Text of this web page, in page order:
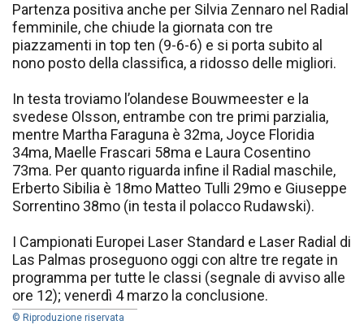
Partenza positiva anche per Silvia Zennaro nel Radial
femminile, che chiude la giornata con tre
piazzamenti in top ten (9-6-6) e si porta subito al
nono posto della classifica, a ridosso delle migliori.
In testa troviamo l’olandese Bouwmeester e la
svedese Olsson, entrambe con tre primi parzialia,
mentre Martha Faraguna è 32ma, Joyce Floridia
34ma, Maelle Frascari 58ma e Laura Cosentino
73ma. Per quanto riguarda infine il Radial maschile,
Erberto Sibilia è 18mo Matteo Tulli 29mo e Giuseppe
Sorrentino 38mo (in testa il polacco Rudawski).
I Campionati Europei Laser Standard e Laser Radial di
Las Palmas proseguono oggi con altre tre regate in
programma per tutte le classi (segnale di avviso alle
ore 12); venerdì 4 marzo la conclusione.
© Riproduzione riservata